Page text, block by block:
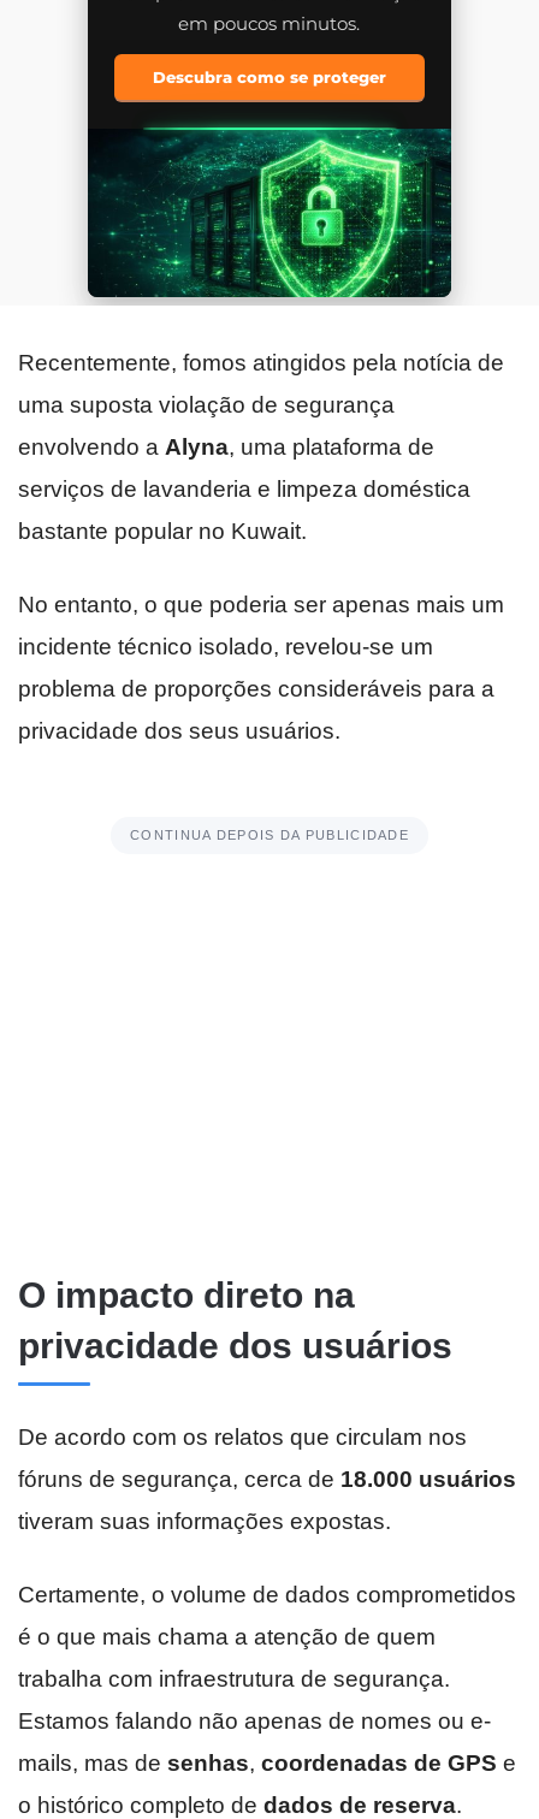
em poucos minutos.
Descubra como se proteger
Recentemente, fomos atingidos pela notícia de
uma suposta violação de segurança
envolvendo a Alyna, uma plataforma de
serviços de lavanderia e limpeza doméstica
bastante popular no Kuwait.
No entanto, o que poderia ser apenas mais um
incidente técnico isolado, revelou-se um
problema de proporções consideráveis para a
privacidade dos seus usuários.
CONTINUA DEPOIS DA PUBLICIDADE
O impacto direto na
privacidade dos usuários
De acordo com os relatos que circulam nos
fóruns de segurança, cerca de 18.000 usuários
tiveram suas informações expostas.
Certamente, o volume de dados comprometidos
é o que mais chama a atenção de quem
trabalha com infraestrutura de segurança.
Estamos falando não apenas de nomes ou e-
mails, mas de senhas, coordenadas de GPS e
o histórico completo de dados de reserva.